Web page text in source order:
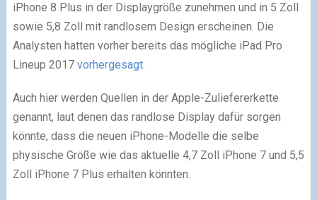
iPhone 8 Plus in der Displaygröße zunehmen und in 5 Zoll
sowie 5,8 Zoll mit randlosem Design erscheinen. Die
Analysten hatten vorher bereits das mögliche iPad Pro
Lineup 2017 vorhergesagt.
Auch hier werden Quellen in der Apple-Zuliefererkette
genannt, laut denen das randlose Display dafür sorgen
könnte, dass die neuen iPhone-Modelle die selbe
physische Größe wie das aktuelle 4,7 Zoll iPhone 7 und 5,5
Zoll iPhone 7 Plus erhalten könnten.